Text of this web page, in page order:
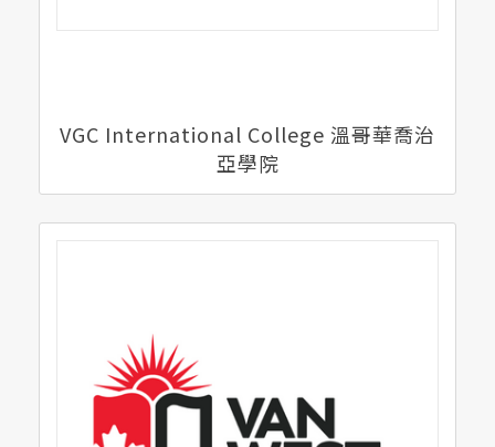
VGC International College 溫哥華喬治
亞學院